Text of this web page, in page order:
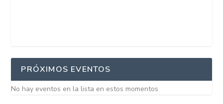
PRÓXIMOS EVENTOS
No hay eventos en la lista en estos momentos